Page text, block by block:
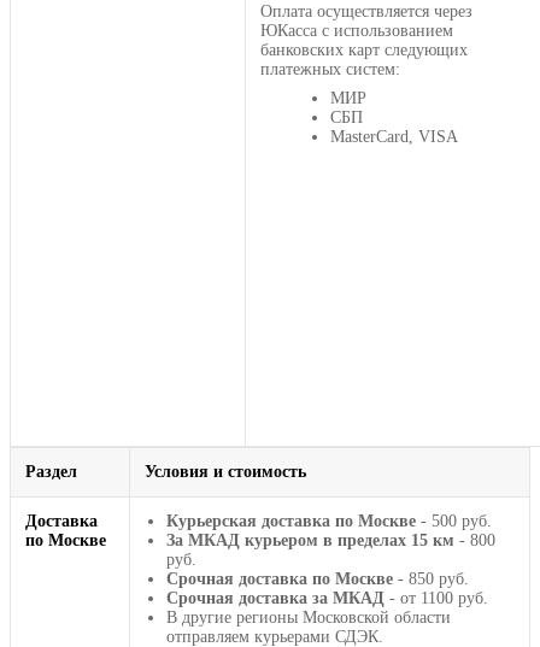
Оплата осуществляется через
ЮКасса с использованием
банковских карт следующих
платежных систем:
МИР
СБП
MasterCard, VISA
Раздел Условия и стоимость
Доставка
по Москве
Курьерская доставка по Москве - 500 руб.
За МКАД курьером в пределах 15 км - 800
руб.
Срочная доставка по Москве - 850 руб.
Срочная доставка за МКАД - от 1100 руб.
В другие регионы Московской области
отправляем курьерами СДЭК.